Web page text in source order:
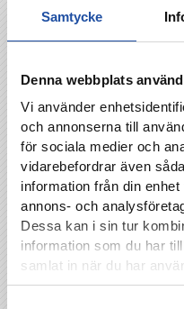
Samtycke
Denna webbplats
Vi använder
och annonserna till
för sociala medier och
vidarebefordrar även
information från din
annons- och
Dessa kan i sin tur
information som du har
samlat in när du har
(81), Moutaz Neffati
Ersättare:Anton
Bolma (81), Åke
Ortmark, Marcus
Andersson.
Domare:Victor Wolf.
Publik:4239.